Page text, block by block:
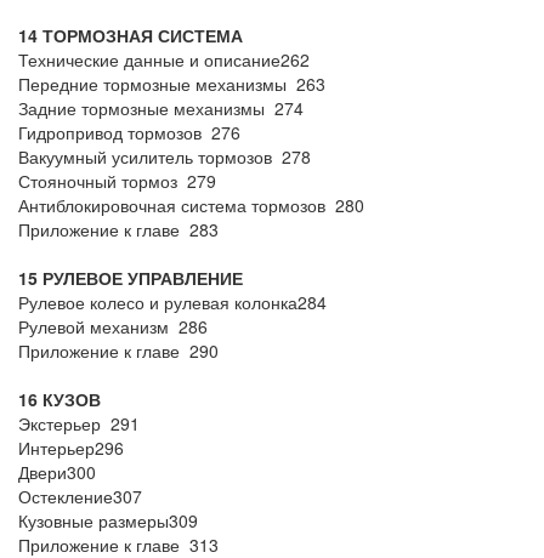
14 ТОРМОЗНАЯ СИСТЕМА
Технические данные и описание262
Передние тормозные механизмы 263
Задние тормозные механизмы 274
Гидропривод тормозов 276
Вакуумный усилитель тормозов 278
Стояночный тормоз 279
Антиблокировочная система тормозов 280
Приложение к главе 283
15 РУЛЕВОЕ УПРАВЛЕНИЕ
Рулевое колесо и рулевая колонка284
Рулевой механизм 286
Приложение к главе 290
16 КУЗОВ
Экстерьер 291
Интерьер296
Двери300
Остекление307
Кузовные размеры309
Приложение к главе 313